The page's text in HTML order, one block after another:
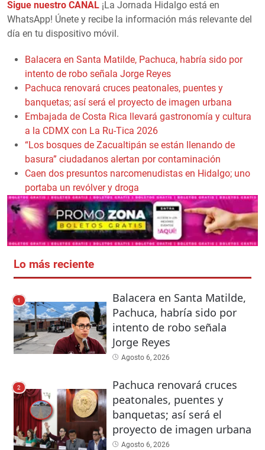
Sigue nuestro CANAL ¡La Jornada Hidalgo está en
WhatsApp! Únete y recibe la información más relevante del
día en tu dispositivo móvil.
Balacera en Santa Matilde, Pachuca, habría sido por
intento de robo señala Jorge Reyes
Pachuca renovará cruces peatonales, puentes y
banquetas; así será el proyecto de imagen urbana
Embajada de Costa Rica llevará gastronomía y cultura
a la CDMX con La Ru-Tica 2026
“Los bosques de Zacualtipán se están llenando de
basura” ciudadanos alertan por contaminación
Caen dos presuntos narcomenudistas en Hidalgo; uno
portaba un revólver y droga
Lo más reciente
1
Balacera en Santa Matilde,
Pachuca, habría sido por
intento de robo señala
Jorge Reyes
Agosto 6, 2026
2
Pachuca renovará cruces
peatonales, puentes y
banquetas; así será el
proyecto de imagen urbana
Agosto 6, 2026